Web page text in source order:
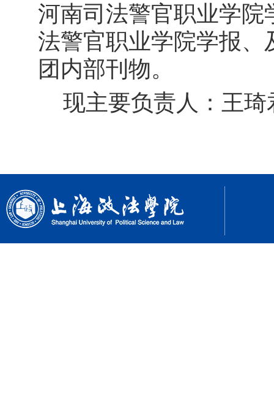
河南司法警官职业学
法警官职业学院学报、
团内部刊物。
现主要负责人：王琦